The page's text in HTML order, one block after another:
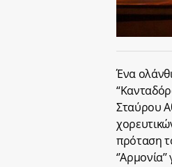
Ένα
Σταύρου
πρόταση